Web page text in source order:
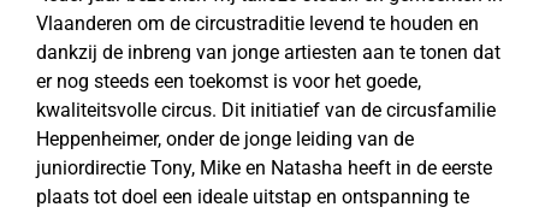
Vlaanderen om de circustraditie levend te houden en
dankzij de inbreng van jonge artiesten aan te tonen dat
er nog steeds een toekomst is voor het goede,
kwaliteitsvolle circus. Dit initiatief van de circusfamilie
Heppenheimer, onder de jonge leiding van de
juniordirectie Tony, Mike en Natasha heeft in de eerste
plaats tot doel een ideale uitstap en ontspanning te